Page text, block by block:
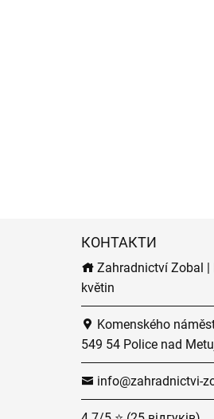
КОНТАКТИ
Zahradnictví Zobal |
květin
Komenského
549 54 Police nad
info@zahradnictvi-